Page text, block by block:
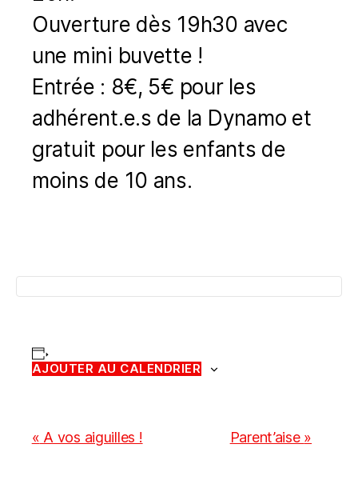
Ouverture dès 19h30 avec
une mini buvette !
Entrée : 8€, 5€ pour les
adhérent.e.s de la Dynamo et
gratuit pour les enfants de
moins de 10 ans.
AJOUTER AU CALENDRIER
« A vos aiguilles ! Parent’aise »